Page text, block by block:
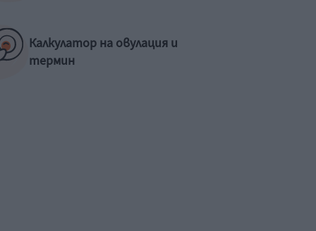
Калкулатор на овулация и
термин